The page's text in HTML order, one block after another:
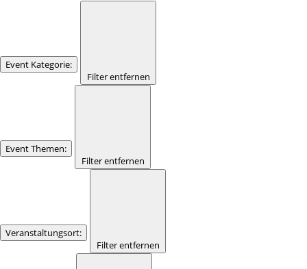
Event Kategorie:
Filter entfernen
Event Themen:
Filter entfernen
Veranstaltungsort:
Filter entfernen